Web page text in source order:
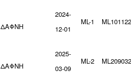
ΔΑΦΝΗ
2024-
12-01
ML-1
ΔΑΦΝΗ
2025-
03-09
ML-2